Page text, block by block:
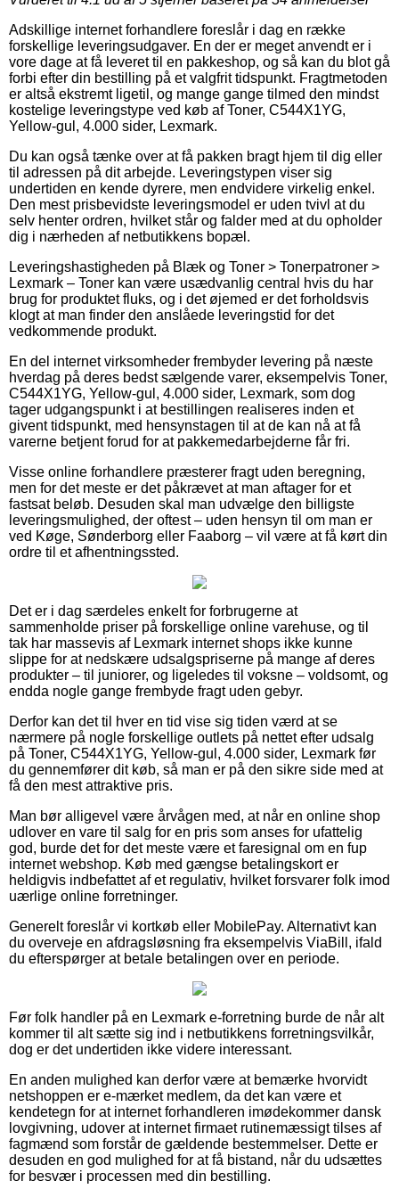
Adskillige internet forhandlere foreslår i dag en række
forskellige leveringsudgaver. En der er meget anvendt er i
vore dage at få leveret til en pakkeshop, og så kan du blot gå
forbi efter din bestilling på et valgfrit tidspunkt. Fragtmetoden
er altså ekstremt ligetil, og mange gange tilmed den mindst
kostelige leveringstype ved køb af Toner, C544X1YG,
Yellow-gul, 4.000 sider, Lexmark.
Du kan også tænke over at få pakken bragt hjem til dig eller
til adressen på dit arbejde. Leveringstypen viser sig
undertiden en kende dyrere, men endvidere virkelig enkel.
Den mest prisbevidste leveringsmodel er uden tvivl at du
selv henter ordren, hvilket står og falder med at du opholder
dig i nærheden af netbutikkens bopæl.
Leveringshastigheden på Blæk og Toner > Tonerpatroner >
Lexmark – Toner kan være usædvanlig central hvis du har
brug for produktet fluks, og i det øjemed er det forholdsvis
klogt at man finder den anslåede leveringstid for det
vedkommende produkt.
En del internet virksomheder frembyder levering på næste
hverdag på deres bedst sælgende varer, eksempelvis Toner,
C544X1YG, Yellow-gul, 4.000 sider, Lexmark, som dog
tager udgangspunkt i at bestillingen realiseres inden et
givent tidspunkt, med hensynstagen til at de kan nå at få
varerne betjent forud for at pakkemedarbejderne får fri.
Visse online forhandlere præsterer fragt uden beregning,
men for det meste er det påkrævet at man aftager for et
fastsat beløb. Desuden skal man udvælge den billigste
leveringsmulighed, der oftest – uden hensyn til om man er
ved Køge, Sønderborg eller Faaborg – vil være at få kørt din
ordre til et afhentningssted.
Det er i dag særdeles enkelt for forbrugerne at
sammenholde priser på forskellige online varehuse, og til
tak har massevis af Lexmark internet shops ikke kunne
slippe for at nedskære udsalgspriserne på mange af deres
produkter – til juniorer, og ligeledes til voksne – voldsomt, og
endda nogle gange frembyde fragt uden gebyr.
Derfor kan det til hver en tid vise sig tiden værd at se
nærmere på nogle forskellige outlets på nettet efter udsalg
på Toner, C544X1YG, Yellow-gul, 4.000 sider, Lexmark før
du gennemfører dit køb, så man er på den sikre side med at
få den mest attraktive pris.
Man bør alligevel være årvågen med, at når en online shop
udlover en vare til salg for en pris som anses for ufattelig
god, burde det for det meste være et faresignal om en fup
internet webshop. Køb med gængse betalingskort er
heldigvis indbefattet af et regulativ, hvilket forsvarer folk imod
uærlige online forretninger.
Generelt foreslår vi kortkøb eller MobilePay. Alternativt kan
du overveje en afdragsløsning fra eksempelvis ViaBill, ifald
du efterspørger at betale betalingen over en periode.
Før folk handler på en Lexmark e-forretning burde de når alt
kommer til alt sætte sig ind i netbutikkens forretningsvilkår,
dog er det undertiden ikke videre interessant.
En anden mulighed kan derfor være at bemærke hvorvidt
netshoppen er e-mærket medlem, da det kan være et
kendetegn for at internet forhandleren imødekommer dansk
lovgivning, udover at internet firmaet rutinemæssigt tilses af
fagmænd som forstår de gældende bestemmelser. Dette er
desuden en god mulighed for at få bistand, når du udsættes
for besvær i processen med din bestilling.